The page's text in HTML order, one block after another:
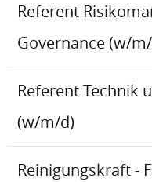
Referent
Governance (w/
Referent Technik
(w/m/d)
Reinigungskraft -